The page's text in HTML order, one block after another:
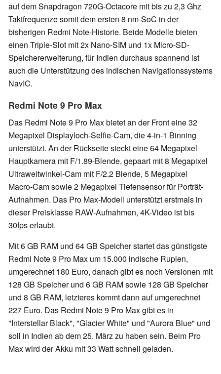
auf dem Snapdragon 720G-Octacore mit bis zu 2,3 Ghz
Taktfrequenze somit dem ersten 8 nm-SoC in der
bisherigen Redmi Note-Historie. Beide Modelle bieten
einen Triple-Slot mit 2x Nano-SIM und 1x Micro-SD-
Speichererweiterung, für Indien durchaus spannend ist
auch die Unterstützung des indischen Navigationssystems
NavIC.
Redmi Note 9 Pro Max
Das Redmi Note 9 Pro Max bietet an der Front eine 32
Megapixel Displayloch-Selfie-Cam, die 4-in-1 Binning
unterstützt. An der Rückseite steckt eine 64 Megapixel
Hauptkamera mit F/1.89-Blende, gepaart mit 8 Megapixel
Ultraweitwinkel-Cam mit F/2.2 Blende, 5 Megapixel
Macro-Cam sowie 2 Megapixel Tiefensensor für Porträt-
Aufnahmen. Das Pro Max-Modell unterstützt erstmals in
dieser Preisklasse RAW-Aufnahmen, 4K-Video ist bis
30fps erlaubt.
Mit 6 GB RAM und 64 GB Speicher startet das günstigste
Redmi Note 9 Pro Max um 15.000 indische Rupien,
umgerechnet 180 Euro, danach gibt es noch Versionen mit
128 GB Speicher und 6 GB RAM sowie 128 GB Speicher
und 8 GB RAM, letzteres kommt dann auf umgerechnet
227 Euro. Das Redmi Note 9 Pro Max gibt es in
"Interstellar Black", "Glacier White" und "Aurora Blue" und
soll in Indien ab dem 25. März zu haben sein. Beim Pro
Max wird der Akku mit 33 Watt schnell geladen.